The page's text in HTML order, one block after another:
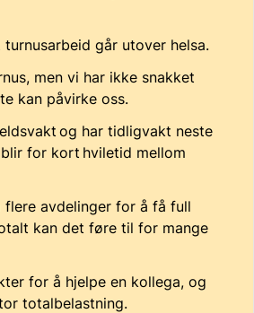
går utover helsa.
men vi har ikke snakket
kan påvirke oss.
og har tidligvakt neste
for kort hviletid mellom
flere avdelinger for å få full
kan det føre til for mange
for å hjelpe en kollega, og
totalbelastning.